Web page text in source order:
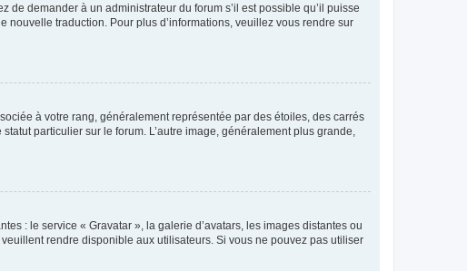
demander à un administrateur du forum s’il est possible qu’il puisse
traduction. Pour plus d’informations, veuillez vous rendre sur
à votre rang, généralement représentée par des étoiles, des carrés
particulier sur le forum. L’autre image, généralement plus grande,
: le service « Gravatar », la galerie d’avatars, les images distantes ou
rendre disponible aux utilisateurs. Si vous ne pouvez pas utiliser